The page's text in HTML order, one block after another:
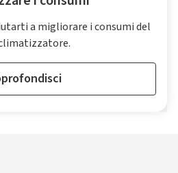
a migliorare i consumi del